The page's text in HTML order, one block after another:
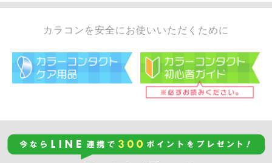
カラコンを安全にお使いいただくために